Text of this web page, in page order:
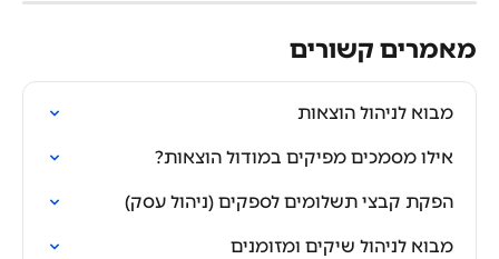
מאמרים קשורים
מבוא לניהול הוצאות
אילו מסמכים מפיקים במודול הוצאות?
הפקת קבצי תשלומים לספקים (ניהול עסק)
מבוא לניהול שיקים ומזומנים